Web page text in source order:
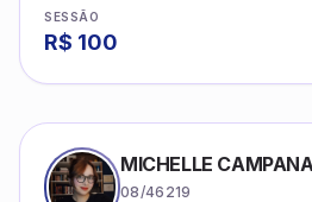
SESSÃO
R$ 100
MICHELLE
08/46219